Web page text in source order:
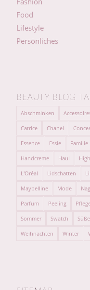
Food
Lifestyle
Persönliches
BEAUTY BLOG
Abschminken
Catrice Chanel
Essence Essie Familie
Handcreme Haul
L'Oréal Lidschatten
Maybelline Mode
Parfum Peeling
Sommer Swatch
Weihnachten Winter